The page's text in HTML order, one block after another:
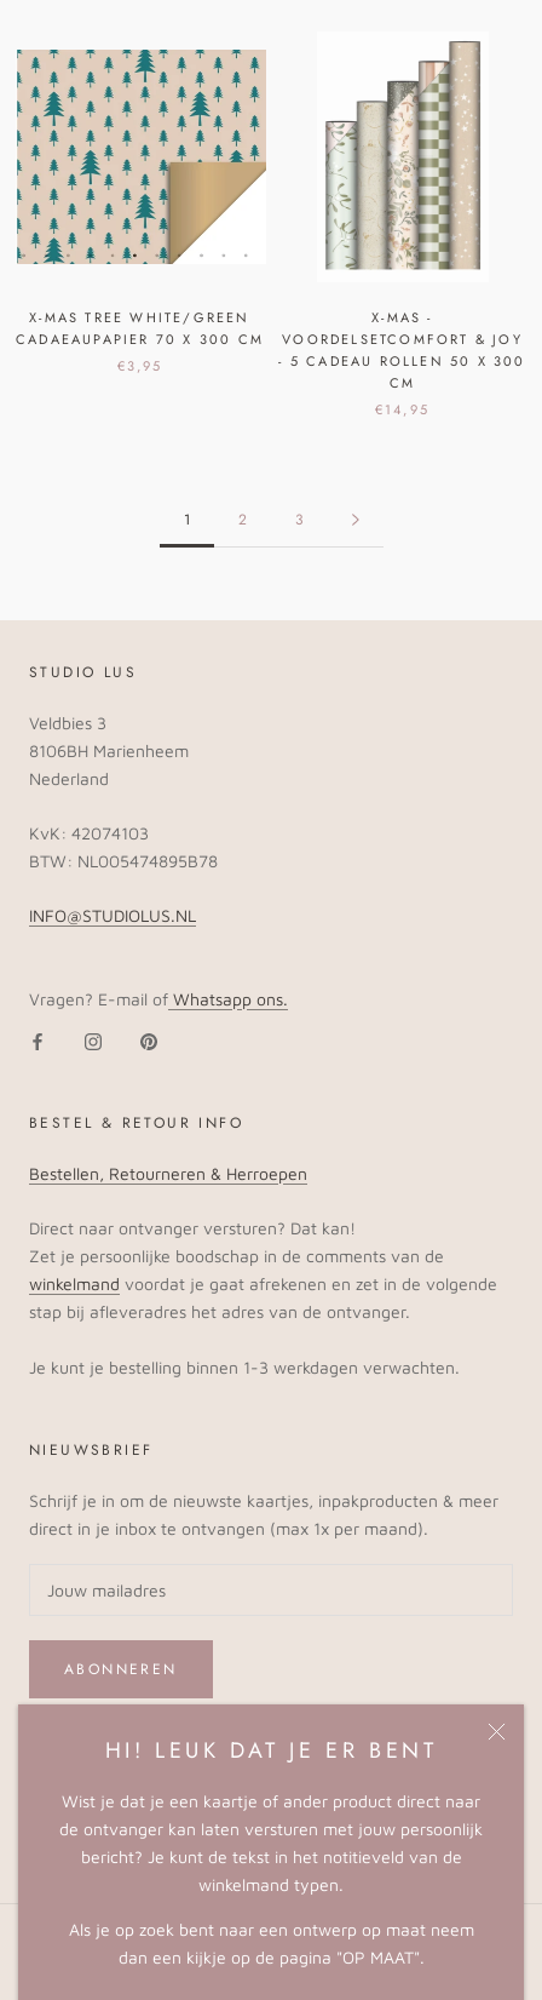
HI! LEUK DAT JE ER BENT
Wist je dat je een kaartje of ander product direct naar
de ontvanger kan laten versturen met jouw persoonlijk
bericht? Je kunt de tekst in het notitieveld van de
winkelmand typen.
Als je op zoek bent naar een ontwerp op maat neem
dan een kijkje op de pagina "OP MAAT".
X-MAS TREE WHITE/GREEN
CADAEAUPAPIER 70 X 300 CM
€3,95
X-MAS -
VOORDELSETCOMFORT & JOY
- 5 CADEAU ROLLEN 50 X 300
CM
€14,95
1 2 3
STUDIO LUS
Veldbies 3
8106BH Marienheem
Nederland
KvK: 42074103
BTW: NL005474895B78
INFO@STUDIOLUS.NL
Vragen? E-mail of Whatsapp ons.
BESTEL & RETOUR INFO
Bestellen, Retourneren & Herroepen
Direct naar ontvanger versturen? Dat kan!
Zet je persoonlijke boodschap in de comments van de
winkelmand voordat je gaat afrekenen en zet in de volgende
stap bij afleveradres het adres van de ontvanger.
Je kunt je bestelling binnen 1-3 werkdagen verwachten.
NIEUWSBRIEF
Schrijf je in om de nieuwste kaartjes, inpakproducten & meer
direct in je inbox te ontvangen (max 1x per maand).
ABONNEREN
© STUDIO LUS
Powered by Shopify